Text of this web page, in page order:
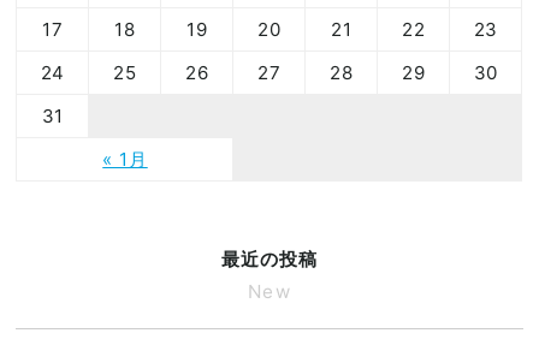
« 1月
17
18 19 20 21 22
23
24
25 26 27 28 29
30
31
最近の投稿
New